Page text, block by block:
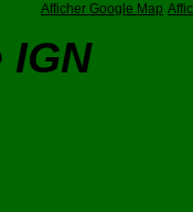
Afficher Google Map
IGN